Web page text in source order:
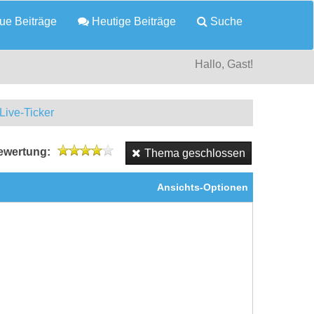
Beiträge Heutige Beiträge Suche
Hallo, Gast!
Ticker
Thema geschlossen
Ansichts-Optionen